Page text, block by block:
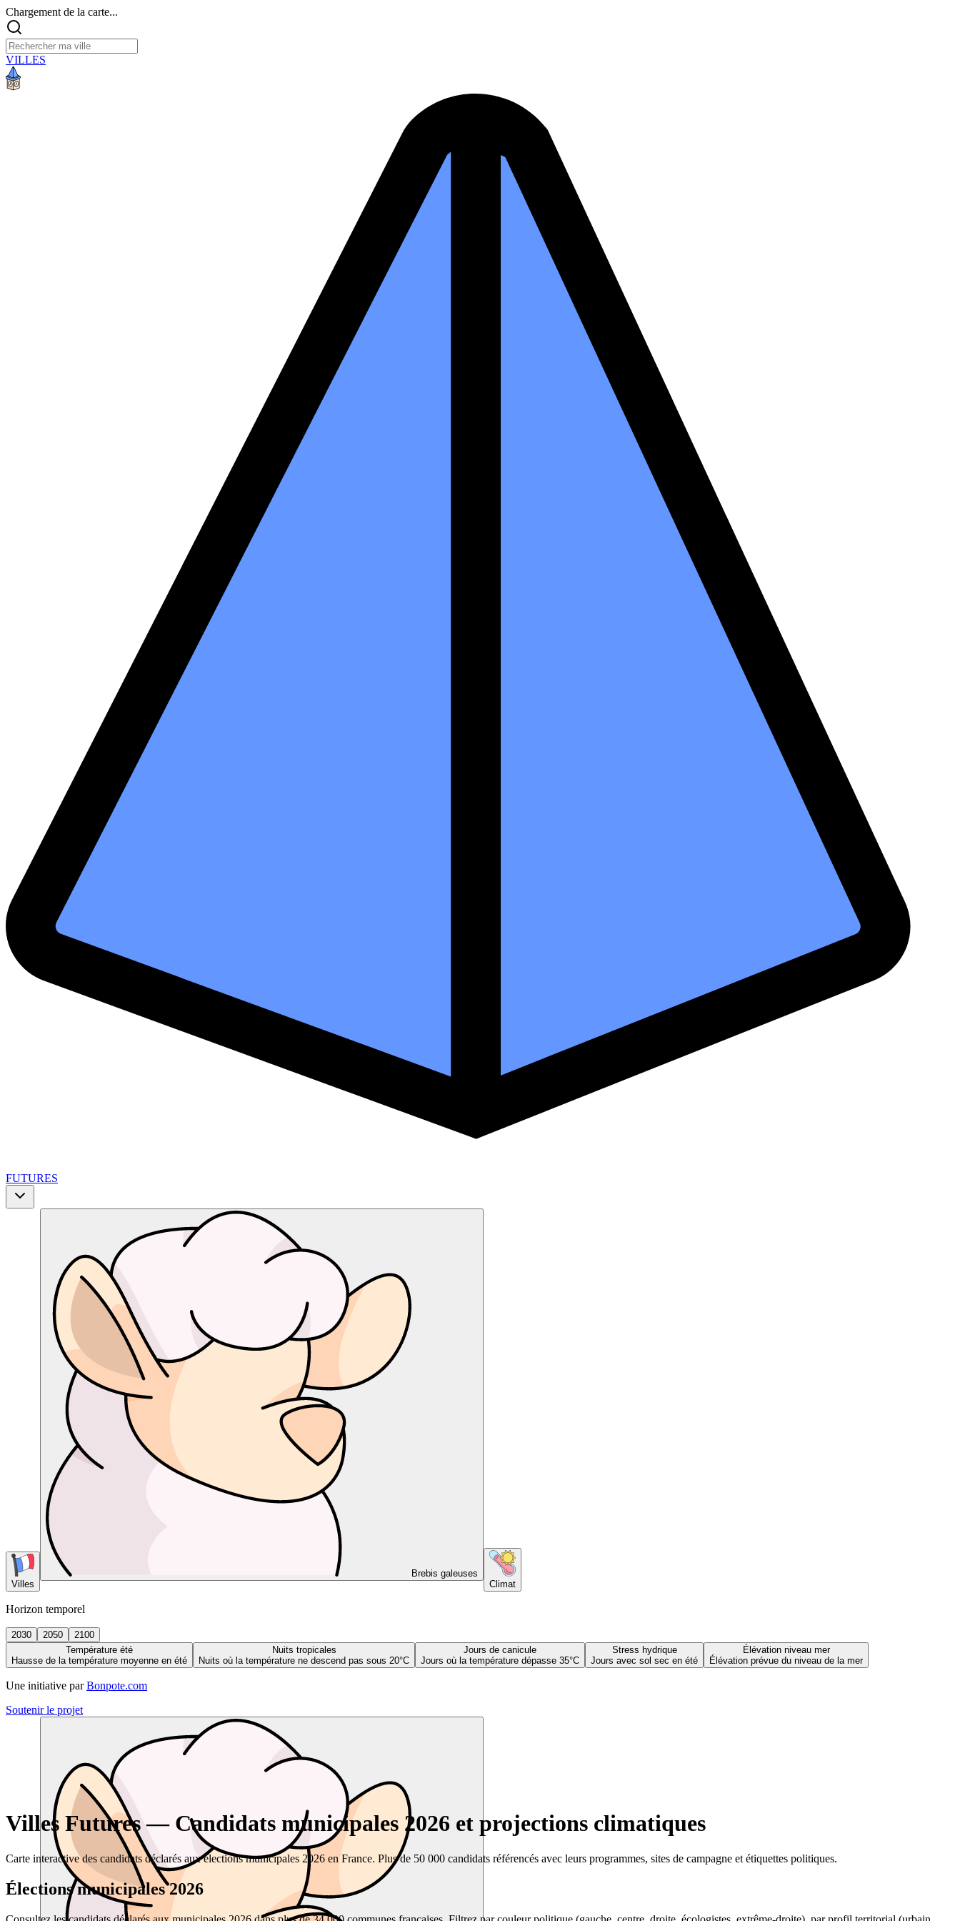
Chargement de la carte...
VILLES
FUTURES
Villes
Brebis galeuses
Climat
Horizon temporel
2030 2050
2100
Température été
Hausse de la température moyenne en été
Nuits tropicales
Nuits où la température ne descend pas sous 20°C
Jours de canicule
Jours où la température dépasse 35°C
Stress hydrique
Jours avec sol sec en été
Élévation niveau mer
Élévation prévue du niveau de la mer
Une initiative par Bonpote.com
Soutenir le projet
Villes Futures — Candidats municipales 2026 et projections climatiques
Carte interactive des candidats déclarés aux élections municipales 2026 en France. Plus de 50 000 candidats référencés avec leurs programmes, sites de campagne et étiquettes politiques.
Élections municipales 2026